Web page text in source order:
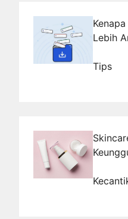
Lebih
Tips